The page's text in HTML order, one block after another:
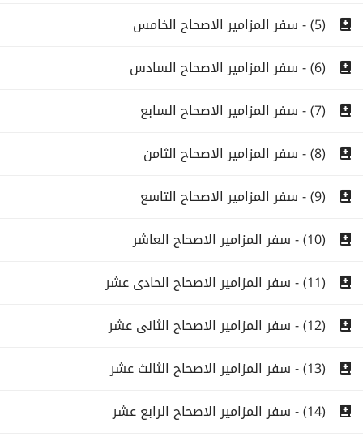
(5) - سفر المزامير الاصحاح الخامس
(6) - سفر المزامير الاصحاح السادس
(7) - سفر المزامير الاصحاح السابع
(8) - سفر المزامير الاصحاح الثامن
(9) - سفر المزامير الاصحاح التاسع
(10) - سفر المزامير الاصحاح العاشر
(11) - سفر المزامير الاصحاح الحادى عشر
(12) - سفر المزامير الاصحاح الثانى عشر
(13) - سفر المزامير الاصحاح الثالث عشر
(14) - سفر المزامير الاصحاح الرابع عشر